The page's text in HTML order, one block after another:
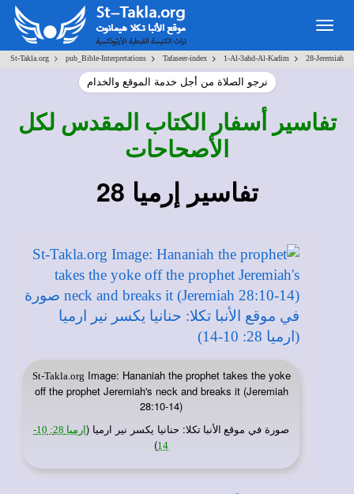
St-Takla.org > pub_Bible-Interpretations > Tafaseer-index > 1-Al-3ahd-Al-Kadim > 28-Jeremiah
نرجو الصلاة من أجل خدمة الموقع والخدام
تفاسير أسفار الكتاب المقدس لكل
الأصحاحات
تفاسير إرميا 28
St-Takla.org Image: Hananiah the prophet takes the yoke
off the prophet Jeremiah's neck and breaks it (Jeremiah
28:10-14)
صورة في موقع الأنبا تكلا: حنانيا يكسر نير ارميا (
ارميا 28: 10-
14
)